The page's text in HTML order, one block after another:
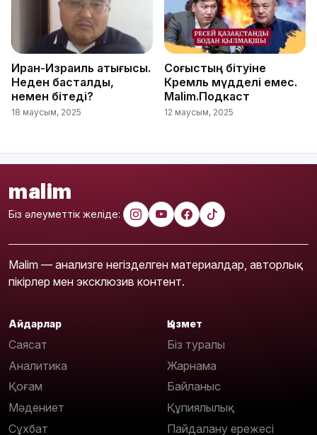
Иран-Израиль қақтығысы.
Неден басталды,
немен бітеді?
18 маусым, 2025
Соғыстың бітуіне
Кремль мүдделі емес.
Malim.Подкаст
12 маусым, 2025
malim
Біз әлеуметтік желіде:
Malim — анализге негізделген материалдар, авторлық
пікірлер мен эксклюзив контент.
Айдарлар
Саясат
Аналитика
Қоғам
Мәдениет
Сұхбат
Қызмет
Біз туралы
Жарнама
Байланыс
Құпиялылық
Пайдалану ережесі